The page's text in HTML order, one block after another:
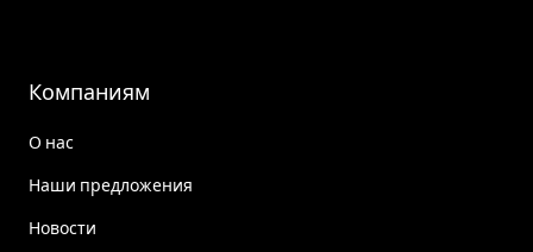
Компаниям
О нас
Наши предложения
Новости